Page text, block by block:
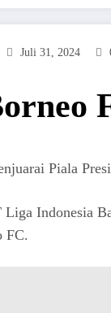
Juli 31, 2024
Piala
Indonesia
FC.